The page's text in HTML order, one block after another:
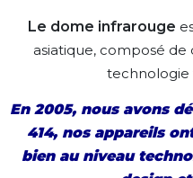
Le dome infrarouge
asiatique, composé de
technologie
En 2005, nous avons
414, nos appareils
bien au niveau